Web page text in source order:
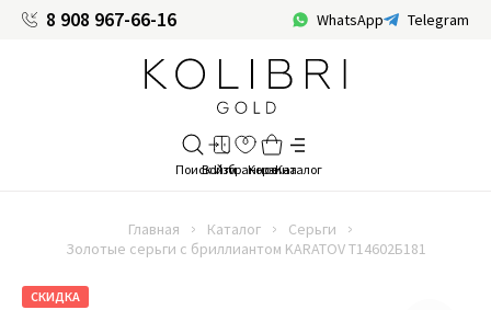
8 908 967-66-16 WhatsApp Telegram
Главная Каталог
Серьги
Золотые серьги с бриллиантом KARATOV Т14602Б181
СКИДКА